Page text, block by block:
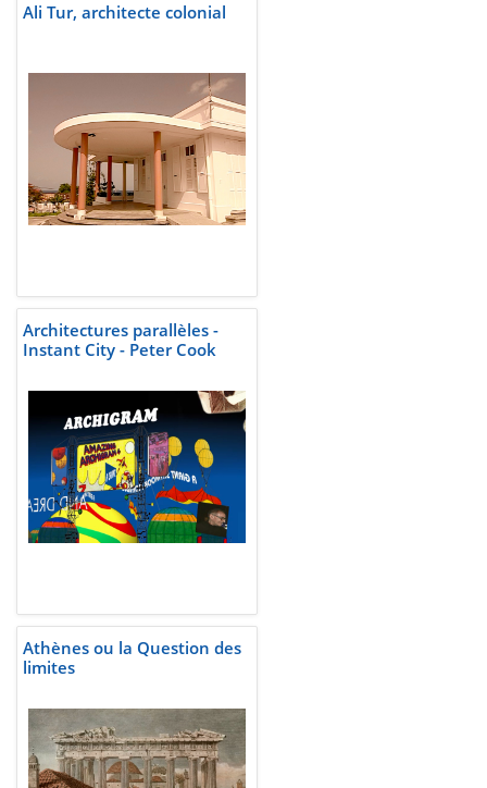
Ali Tur, architecte colonial
Architectures parallèles -
Instant City - Peter Cook
Athènes ou la Question des
limites